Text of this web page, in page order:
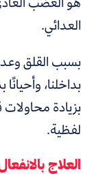
العدائي.
بسبب القلق
بداخلنا،
بزيادة
لفظية.
العلاج بالانفعال